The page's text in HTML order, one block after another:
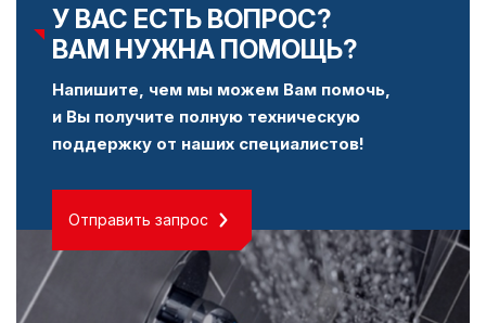
У ВАС ЕСТЬ ВОПРОС?
ВАМ НУЖНА ПОМОЩЬ?
Напишите, чем мы можем Вам помочь,
и Вы получите полную техническую
поддержку от наших специалистов!
Отправить запрос